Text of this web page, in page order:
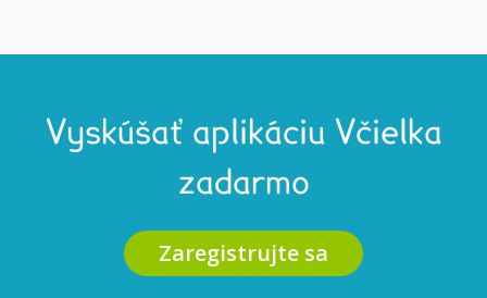
Vyskúšať aplikáciu Včielka
zadarmo
Zaregistrujte sa